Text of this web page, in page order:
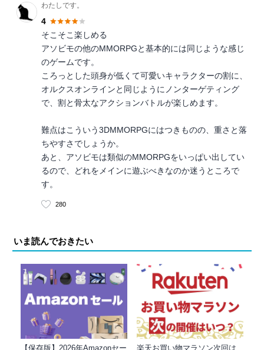
わたしです。
4
そこそこ楽しめる
アソビモの他のMMORPGと基本的には同じような感じ
のゲームです。
ころっとした頭身が低くて可愛いキャラクターの割に、
オルクスオンラインと同じようにノンターゲティング
で、割と骨太なアクションバトルが楽しめます。
難点はこういう3DMMORPGにはつきものの、重さと落
ちやすさでしょうか。
あと、アソビモは類似のMMORPGをいっぱい出してい
るので、どれをメインに遊ぶべきなのか迷うところで
す。
280
いま読んでおきたい
【保存版】2026年Amazonセー 楽天お買い物マラソン次回は